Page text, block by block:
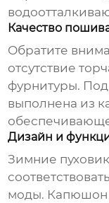
Качество
Обратите
отсутствие
фурнитуры.
выполнена из
Дизайн и
Зимние
моды. Капюшон